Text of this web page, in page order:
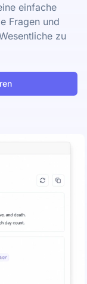
einfache
Fragen und
zu